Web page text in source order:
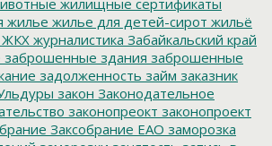
жилье жилье для детей-сирот жильё
ЖКХ журналистика Забайкальский край
заброшенные здания заброшенные
задолженность займ заказник
закон Законодательное
законопреокт законопроект
Заксобрание ЕАО заморозка